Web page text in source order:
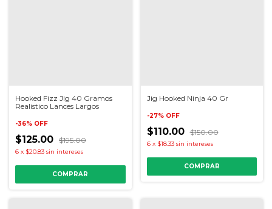
Hooked Fizz Jig 40 Gramos
Realistico Lances Largos
-36% OFF
$125.00 $195.00
6 x $20.83 sin intereses
COMPRAR
Jig Hooked Ninja 40 Gr
-27% OFF
$110.00 $150.00
6 x $18.33 sin intereses
COMPRAR